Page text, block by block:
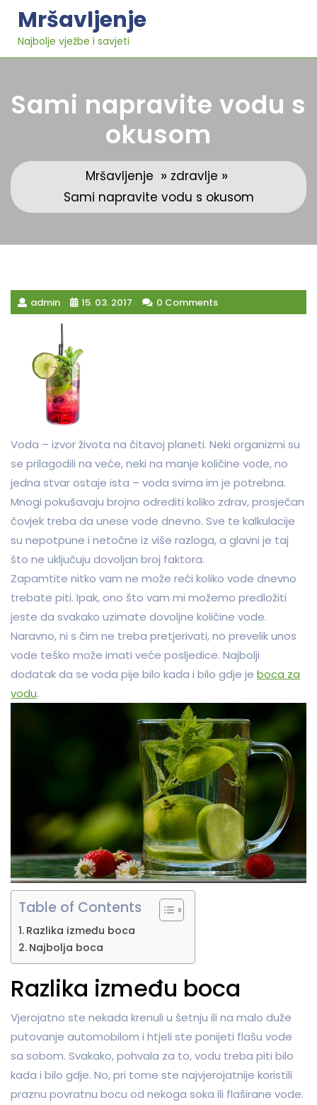
content
Mršavljenje
Najbolje vježbe i savjeti
Sami napravite vodu s
okusom
Mršavljenje » zdravlje »
Sami napravite vodu s okusom
admin 15. 03. 2017 0 Comments
Voda – izvor života na čitavoj planeti. Neki organizmi su
se prilagodili na veće, neki na manje količine vode, no
jedna stvar ostaje ista – voda svima im je potrebna.
Mnogi pokušavaju brojno odrediti koliko zdrav, prosječan
čovjek treba da unese vode dnevno. Sve te kalkulacije
su nepotpune i netočne iz više razloga, a glavni je taj
što ne uključuju dovoljan broj faktora.
Zapamtite nitko vam ne može reći koliko vode dnevno
trebate piti. Ipak, ono što vam mi možemo predložiti
jeste da svakako uzimate dovoljne količine vode.
Naravno, ni s čim ne treba pretjerivati, no prevelik unos
vode teško može imati veće posljedice. Najbolji
dodatak da se voda pije bilo kada i bilo gdje je boca za
vodu.
Table of Contents
Razlika između boca
Najbolja boca
Razlika između boca
Vjerojatno ste nekada krenuli u šetnju ili na malo duže
putovanje automobilom i htjeli ste ponijeti flašu vode
sa sobom. Svakako, pohvala za to, vodu treba piti bilo
kada i bilo gdje. No, pri tome ste najvjerojatnije koristili
praznu povratnu bocu od nekoga soka ili flaširane vode.